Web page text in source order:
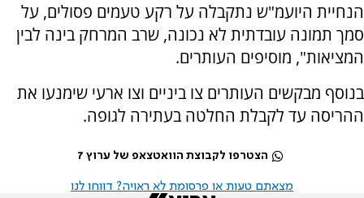
הנחיית היועמ"ש נתקבלה על רקע טעמים פסולים, על
סמך תמונה עובדתית לא נכונה, שרב המרחק בינה לבין
המציאות", מוסיפים העותרים.
בנוסף מבקשים העותרים צו ביניים וצו ארעי שימנעו את
ההריסה עד לקבלת החלטה בעתירה לגופה.
הצטרפו לקבוצת הוואטצאפ של ערוץ 7
מצאתם טעות או פרסומת לא ראויה? דווחו לנו